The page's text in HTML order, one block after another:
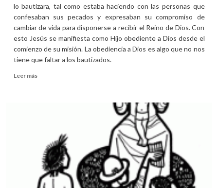
lo bautizara, tal como estaba haciendo con las personas que
confesaban sus pecados y expresaban su compromiso de
cambiar de vida para disponerse a recibir el Reino de Dios. Con
esto Jesús se manifiesta como Hijo obediente a Dios desde el
comienzo de su misión. La obediencia a Dios es algo que no nos
tiene que faltar a los bautizados.
Leer másLeer
Bautismo
del
Señor
2011